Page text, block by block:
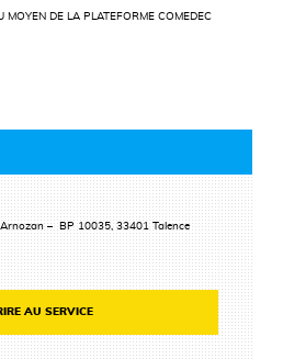
MOYEN DE LA PLATEFORME COMEDEC
– BP 10035, 33401 Talence
AU SERVICE